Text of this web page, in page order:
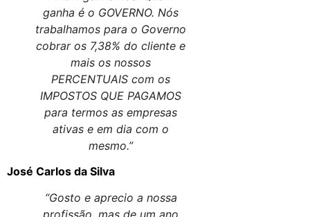
ganha é o GOVERNO. Nós
trabalhamos para o Governo
cobrar os 7,38% do cliente e
mais os nossos
PERCENTUAIS com os
IMPOSTOS QUE PAGAMOS
para termos as empresas
ativas e em dia com o
mesmo.”
José Carlos da Silva
“Gosto e aprecio a nossa